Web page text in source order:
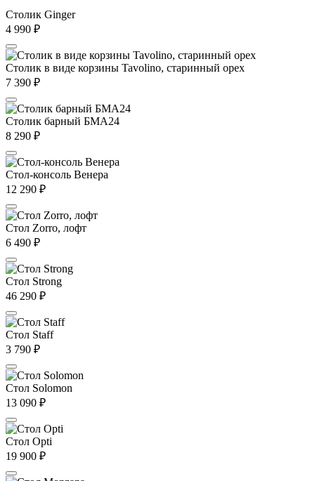
Столик Ginger
4 990 ₽
Столик в виде корзины Tavolino, старинный орех
7 390 ₽
Столик барный БМА24
8 290 ₽
Стол-консоль Венера
12 290 ₽
Стол Zorro, лофт
6 490 ₽
Стол Strong
46 290 ₽
Стол Staff
3 790 ₽
Стол Solomon
13 090 ₽
Стол Opti
19 900 ₽